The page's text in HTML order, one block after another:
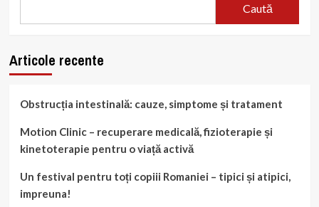
Caută
Articole recente
Obstrucția intestinală: cauze, simptome și tratament
Motion Clinic – recuperare medicală, fizioterapie și
kinetoterapie pentru o viață activă
Un festival pentru toți copiii Romaniei – tipici și atipici,
impreuna!